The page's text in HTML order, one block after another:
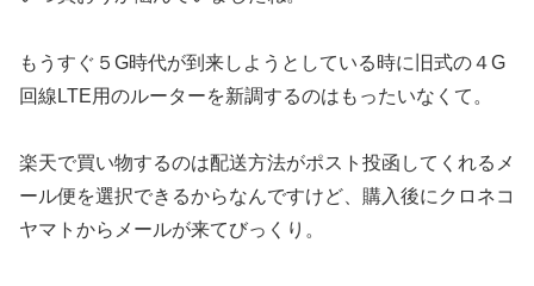
もうすぐ５G時代が到来しようとしている時に旧式の４G
回線LTE用のルーターを新調するのはもったいなくて。
楽天で買い物するのは配送方法がポスト投函してくれるメ
ール便を選択できるからなんですけど、購入後にクロネコ
ヤマトからメールが来てびっくり。